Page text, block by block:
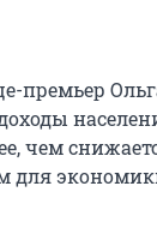
премьер
чем
для